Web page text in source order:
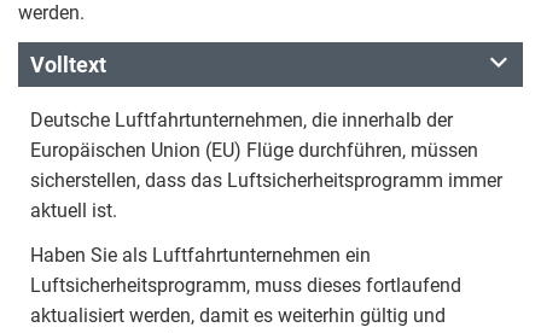
werden.
Volltext
Deutsche Luftfahrtunternehmen, die innerhalb der
Europäischen Union (EU) Flüge durchführen, müssen
sicherstellen, dass das Luftsicherheitsprogramm immer
aktuell ist.
Haben Sie als Luftfahrtunternehmen ein
Luftsicherheitsprogramm, muss dieses fortlaufend
aktualisiert werden, damit es weiterhin gültig und